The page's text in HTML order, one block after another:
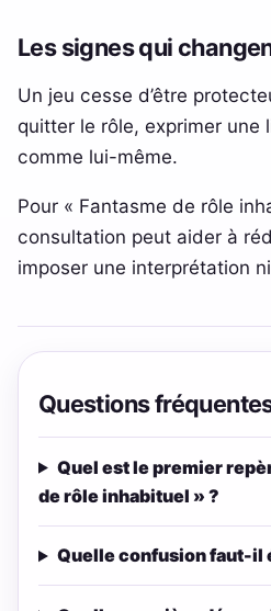
Les signes qui
Un jeu cesse d’être
quitter le rôle, exprimer une
comme lui-même.
Pour « Fantasme de rôle
consultation peut aider à
imposer une interprétation
Questions
Quel est le premier
de rôle inhabituel » ?
Quelle confusion faut-il